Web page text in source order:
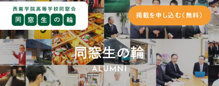
掲載を申し込む（無料）
同窓生の輪
ALUMNI